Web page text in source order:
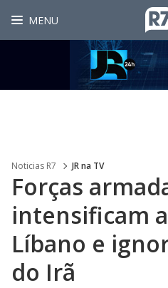
MENU
Noticias R7 JR na TV
Forças
intensificam
Líbano e
do Irã